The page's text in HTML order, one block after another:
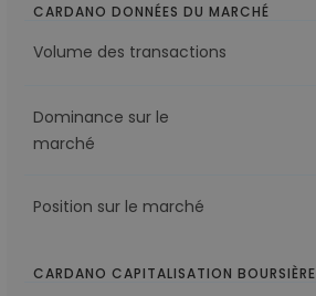
CARDANO DONNÉES DU MARCHÉ
Volume des transactions
Dominance sur le
marché
Position sur le marché
CARDANO CAPITALISATION BOURSIÈRE